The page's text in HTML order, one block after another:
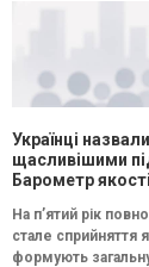
Українці
щасливішими
Барометр
На п’ятий рік
стале сприйняття
формують